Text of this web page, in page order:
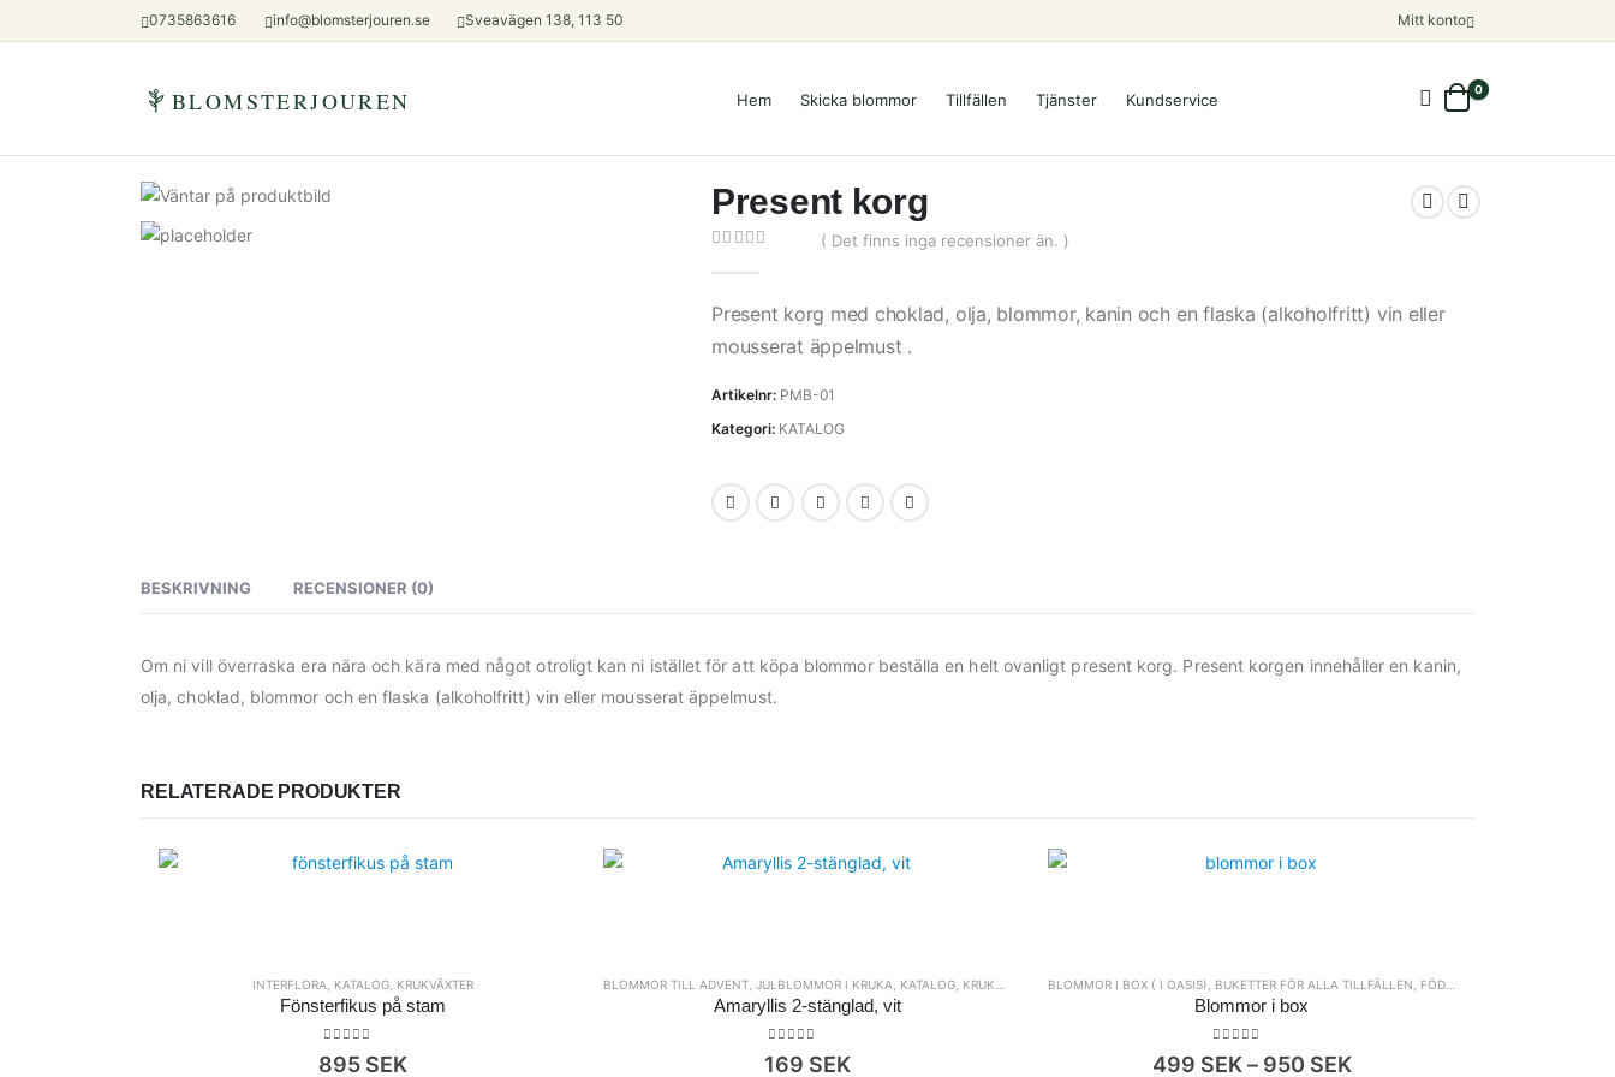
0735863616 info@blomsterjouren.se Sveavägen 138, 113 50 Mitt konto
BLOMSTERJOUREN Hem Skicka blommor Tillfällen Tjänster Kundservice
0
Present korg
( Det finns inga recensioner än. )
Present korg med choklad, olja, blommor, kanin och en flaska (alkoholfritt) vin eller
mousserat äppelmust .
Artikelnr: PMB-01
Kategori: KATALOG
BESKRIVNING RECENSIONER (0)
Om ni vill överraska era nära och kära med något otroligt kan ni istället för att köpa blommor beställa en helt ovanligt present korg. Present korgen innehåller en kanin,
olja, choklad, blommor och en flaska (alkoholfritt) vin eller mousserat äppelmust.
RELATERADE PRODUKTER
INTERFLORA KATALOG, KRUKVÄXTER
Fönsterfikus på stam
0 out of 5
895 SEK
BLOMMOR TILL ADVENT, JULBLOMMOR I KRUKA KATALOG, KRUKVÄXTER
Amaryllis 2-stänglad, vit
out of 5
169 SEK
BLOMMOR I BOX ( I OASIS) BUKETTER FÖR ALLA TILLFÄLLEN FÖDELSEDAG
Blommor i box
out of 5
499 SEK– 950 SEKPrisintervall: